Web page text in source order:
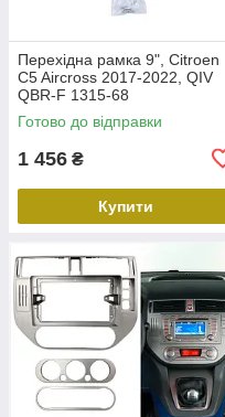
Перехідна рамка 9", Citroen
C5 Aircross 2017-2022, QIV
QBR-F 1315-68
Готово до відправки
1 456 ₴
Купити